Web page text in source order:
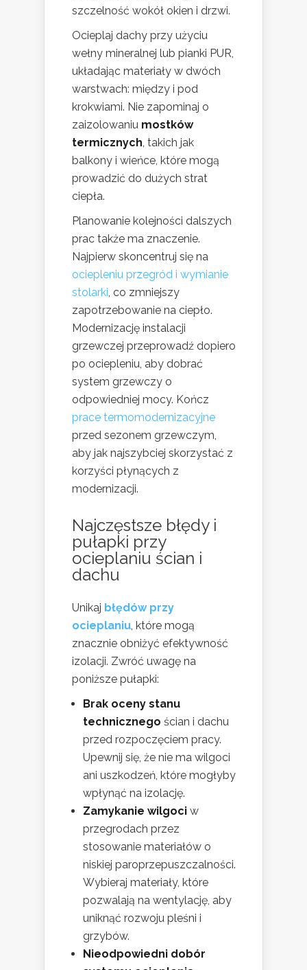
szczelność wokół okien i drzwi.
Ocieplaj dachy przy użyciu
wełny mineralnej lub pianki PUR,
układając materiały w dwóch
warstwach: między i pod
krokwiami. Nie zapominaj o
zaizolowaniu mostków
termicznych , takich jak
balkony i wieńce, które mogą
prowadzić do dużych strat
ciepła.
Planowanie kolejności dalszych
prac także ma znaczenie.
Najpierw skoncentruj się na
ociepleniu przegród i wymianie
stolarki , co zmniejszy
zapotrzebowanie na ciepło.
Modernizację instalacji
grzewczej przeprowadź dopiero
po ociepleniu, aby dobrać
system grzewczy o
odpowiedniej mocy. Kończ
prace termomodernizacyjne
przed sezonem grzewczym,
aby jak najszybciej skorzystać z
korzyści płynących z
modernizacji.
Najczęstsze błędy i
pułapki przy
ocieplaniu ścian i
dachu
Unikaj błędów przy
ocieplaniu , które mogą
znacznie obniżyć efektywność
izolacji. Zwróć uwagę na
poniższe pułapki:
Brak oceny stanu
technicznego ścian i dachu
przed rozpoczęciem pracy.
Upewnij się, że nie ma wilgoci
ani uszkodzeń, które mogłyby
wpłynąć na izolację.
Zamykanie wilgoci w
przegrodach przez
stosowanie materiałów o
niskiej paroprzepuszczalności.
Wybieraj materiały, które
pozwalają na wentylację, aby
uniknąć rozwoju pleśni i
grzybów.
Nieodpowiedni dobór